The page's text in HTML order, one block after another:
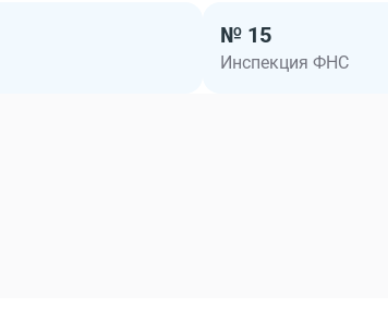
№ 15
Инспекция ФНС